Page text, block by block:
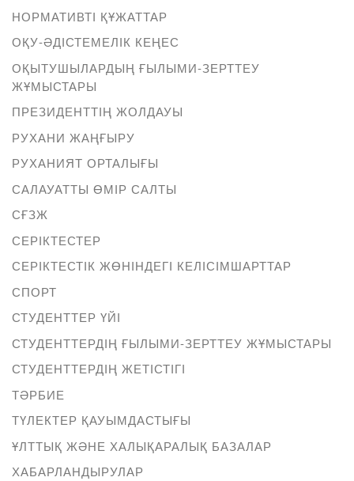
НОРМАТИВТІ ҚҰЖАТТАР
ОҚУ-ӘДІСТЕМЕЛІК КЕҢЕС
ОҚЫТУШЫЛАРДЫҢ ҒЫЛЫМИ-ЗЕРТТЕУ
ЖҰМЫСТАРЫ
ПРЕЗИДЕНТТІҢ ЖОЛДАУЫ
РУХАНИ ЖАҢҒЫРУ
РУХАНИЯТ ОРТАЛЫҒЫ
САЛАУАТТЫ ӨМІР САЛТЫ
СҒЗЖ
СЕРІКТЕСТЕР
СЕРІКТЕСТІК ЖӨНІНДЕГІ КЕЛІСІМШАРТТАР
СПОРТ
СТУДЕНТТЕР ҮЙІ
СТУДЕНТТЕРДІҢ ҒЫЛЫМИ-ЗЕРТТЕУ ЖҰМЫСТАРЫ
СТУДЕНТТЕРДІҢ ЖЕТІСТІГІ
ТӘРБИЕ
ТҮЛЕКТЕР ҚАУЫМДАСТЫҒЫ
ҰЛТТЫҚ ЖӘНЕ ХАЛЫҚАРАЛЫҚ БАЗАЛАР
ХАБАРЛАНДЫРУЛАР